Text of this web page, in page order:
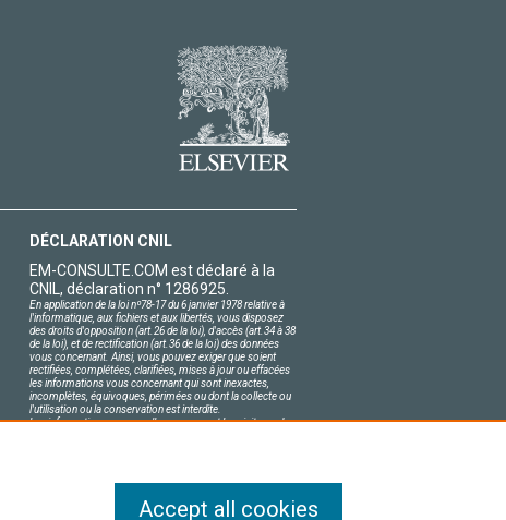
DÉCLARATION CNIL
EM-CONSULTE.COM est déclaré à la
CNIL, déclaration n° 1286925.
En application de la loi nº78-17 du 6 janvier 1978 relative à
l'informatique, aux fichiers et aux libertés, vous disposez
des droits d'opposition (art.26 de la loi), d'accès (art.34 à 38
de la loi), et de rectification (art.36 de la loi) des données
vous concernant. Ainsi, vous pouvez exiger que soient
rectifiées, complétées, clarifiées, mises à jour ou effacées
les informations vous concernant qui sont inexactes,
incomplètes, équivoques, périmées ou dont la collecte ou
l'utilisation ou la conservation est interdite.
Les informations personnelles concernant les visiteurs de
Accept all cookies